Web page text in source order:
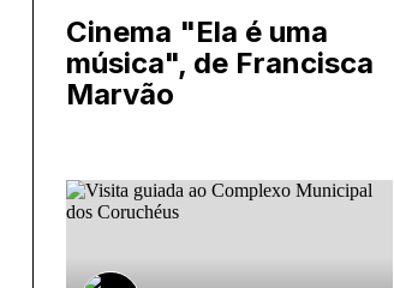
Cinema "Ela é uma
música", de Francisca
Marvão